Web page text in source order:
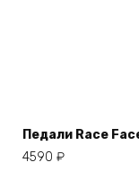
Педали Race
4590 ₽